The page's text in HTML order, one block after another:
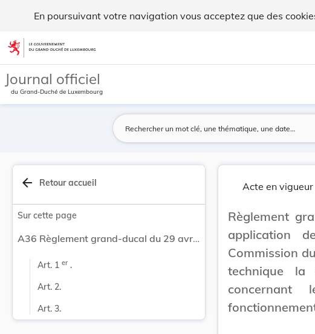
En poursuivant votre navigation vous acceptez que des
Aller au contenu
Journal officiel
du Grand-Duché de Luxembourg
arrow_back Retour accueil
Sur cette page
A36 Règlement grand-ducal du 29 avril 1983 portant application de la directive 82/622/CEE de la Commisssion du 1er juillet 1982 adaptant au progrès technique la directive 73/360/CEE du Conseil concernant les instruments de pesage à fonctionnement non automatique.
Art. 1 er .
Art. 2.
Art. 3.
Acte en vigueur
Règlement
application
Commission
technique la
concernant